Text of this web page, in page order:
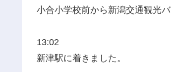
小合小学校前から新潟交通観光
13:02
新津駅に着きました。